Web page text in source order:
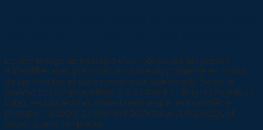
Le démontage méthodique d’un robinet qui fuit permet
d’identifier avec précision la source du problème en moins
de dix minutes et sans casser quoi que ce soit. Selon le
modèle (mélangeur, mitigeur à cartouche, disque céramique,
bille), les procédures varient mais respectent un même
principe : accéder à l’élément défectueux, l’inspecter, et
savoir quand remplacer.